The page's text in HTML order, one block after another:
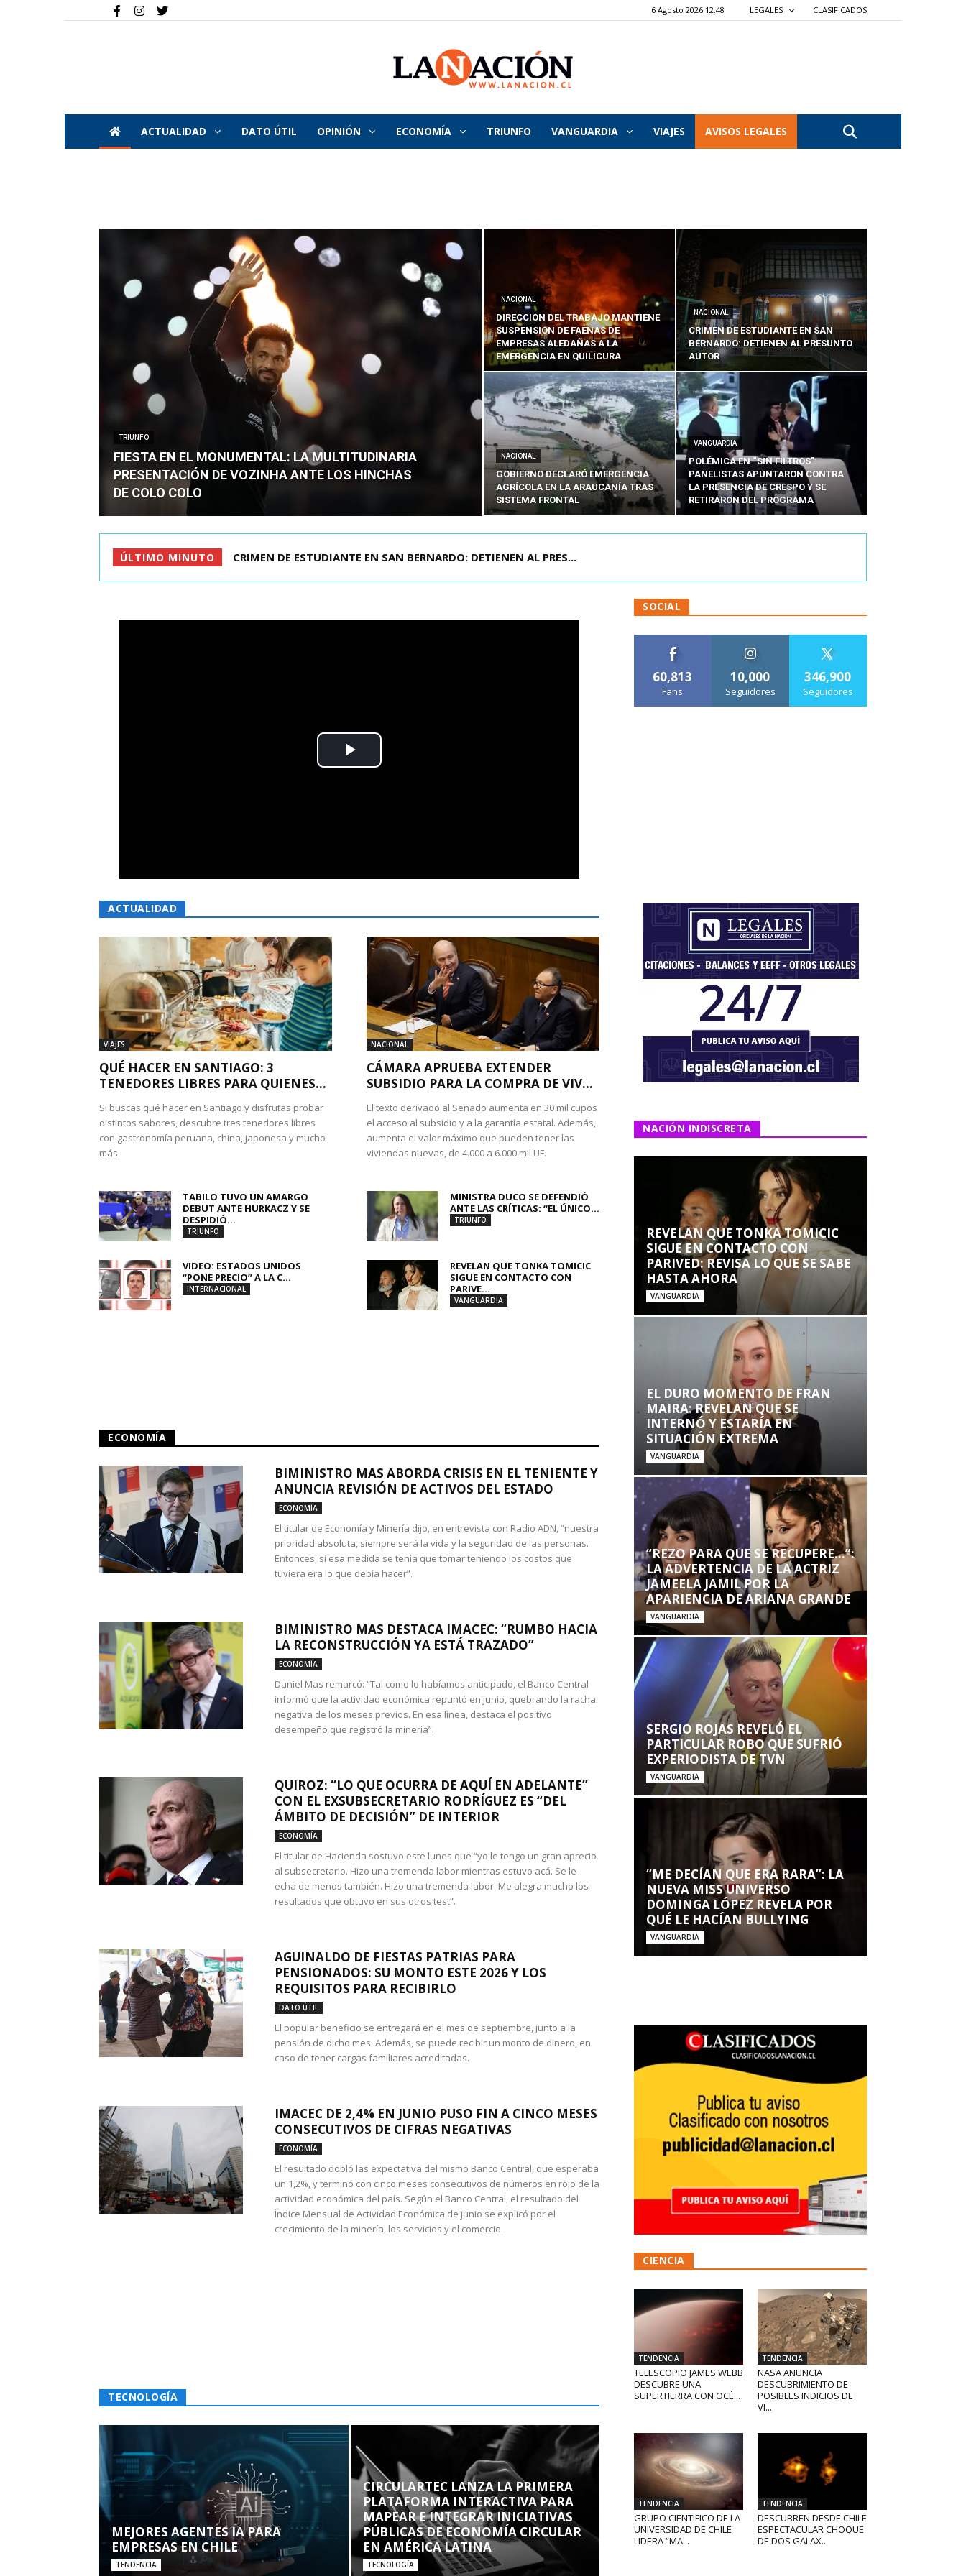
6 Agosto 2026 12:48 LEGALES CLASIFICADOS
La
Nación
ACTUALIDAD DATO ÚTIL OPINIÓN ECONOMÍA TRIUNFO VANGUARDIA VIAJES AVISOS LEGALES
TRIUNFO
FIESTA EN EL MONUMENTAL: LA MULTITUDINARIA
PRESENTACIÓN DE VOZINHA ANTE LOS HINCHAS
DE COLO COLO
NACIONAL
DIRECCIÓN DEL TRABAJO MANTIENE
SUSPENSIÓN DE FAENAS DE
EMPRESAS ALEDAÑAS A LA
EMERGENCIA EN QUILICURA
NACIONAL
CRIMEN DE ESTUDIANTE EN SAN
BERNARDO: DETIENEN AL PRESUNTO
AUTOR
NACIONAL
GOBIERNO DECLARÓ EMERGENCIA
AGRÍCOLA EN LA ARAUCANÍA TRAS
SISTEMA FRONTAL
VANGUARDIA
POLÉMICA EN “SIN FILTROS”:
PANELISTAS APUNTARON CONTRA
LA PRESENCIA DE CRESPO Y SE
RETIRARON DEL PROGRAMA
ÚLTIMO MINUTO FIESTA EN EL MONUMENTAL: LA MULTITUDINARIA PRESENTACIÓ...
CRIMEN DE ESTUDIANTE EN SAN BERNARDO: DETIENEN AL PRES...
ACTUALIDAD
VIAJES
QUÉ HACER EN SANTIAGO: 3
TENEDORES LIBRES PARA QUIENES...
Si buscas qué hacer en Santiago y disfrutas probar
distintos sabores, descubre tres tenedores libres
con gastronomía peruana, china, japonesa y mucho
más.
NACIONAL
CÁMARA APRUEBA EXTENDER
SUBSIDIO PARA LA COMPRA DE VIV...
El texto derivado al Senado aumenta en 30 mil cupos
el acceso al subsidio y a la garantía estatal. Además,
aumenta el valor máximo que pueden tener las
viviendas nuevas, de 4.000 a 6.000 mil UF.
TABILO TUVO UN AMARGO
DEBUT ANTE HURKACZ Y SE
DESPIDIÓ...
TRIUNFO
MINISTRA DUCO SE DEFENDIÓ
ANTE LAS CRÍTICAS: “EL ÚNICO...
TRIUNFO
VIDEO: ESTADOS UNIDOS
“PONE PRECIO” A LA C...
INTERNACIONAL
REVELAN QUE TONKA TOMICIC
SIGUE EN CONTACTO CON
PARIVE...
VANGUARDIA
ECONOMÍA
BIMINISTRO MAS ABORDA CRISIS EN EL TENIENTE Y
ANUNCIA REVISIÓN DE ACTIVOS DEL ESTADO
ECONOMÍA
El titular de Economía y Minería dijo, en entrevista con Radio ADN, “nuestra
prioridad absoluta, siempre será la vida y la seguridad de las personas.
Entonces, si esa medida se tenía que tomar teniendo los costos que
tuviera era lo que debía hacer”.
BIMINISTRO MAS DESTACA IMACEC: “RUMBO HACIA
LA RECONSTRUCCIÓN YA ESTÁ TRAZADO”
ECONOMÍA
Daniel Mas remarcó: “Tal como lo habíamos anticipado, el Banco Central
informó que la actividad económica repuntó en junio, quebrando la racha
negativa de los meses previos. En esa línea, destaca el positivo
desempeño que registró la minería”.
QUIROZ: “LO QUE OCURRA DE AQUÍ EN ADELANTE”
CON EL EXSUBSECRETARIO RODRÍGUEZ ES “DEL
ÁMBITO DE DECISIÓN” DE INTERIOR
ECONOMÍA
El titular de Hacienda sostuvo este lunes que “yo le tengo un gran aprecio
al subsecretario. Hizo una tremenda labor mientras estuvo acá. Se le
echa de menos también. Hizo una tremenda labor. Me alegra mucho los
resultados que obtuvo en sus otros test”.
AGUINALDO DE FIESTAS PATRIAS PARA
PENSIONADOS: SU MONTO ESTE 2026 Y LOS
REQUISITOS PARA RECIBIRLO
DATO ÚTIL
El popular beneficio se entregará en el mes de septiembre, junto a la
pensión de dicho mes. Además, se puede recibir un monto de dinero, en
caso de tener cargas familiares acreditadas.
IMACEC DE 2,4% EN JUNIO PUSO FIN A CINCO MESES
CONSECUTIVOS DE CIFRAS NEGATIVAS
ECONOMÍA
El resultado dobló las expectativa del mismo Banco Central, que esperaba
un 1,2%, y terminó con cinco meses consecutivos de números en rojo de la
actividad económica del país. Según el Banco Central, el resultado del
Índice Mensual de Actividad Económica de junio se explicó por el
crecimiento de la minería, los servicios y el comercio.
TECNOLOGÍA
MEJORES AGENTES IA PARA
EMPRESAS EN CHILE
TENDENCIA
CIRCULARTEC LANZA LA PRIMERA
PLATAFORMA INTERACTIVA PARA
MAPEAR E INTEGRAR INICIATIVAS
PÚBLICAS DE ECONOMÍA CIRCULAR
EN AMÉRICA LATINA
TECNOLOGÍA
SOCIAL
60,813
Fans
10,000
Seguidores
346,900
Seguidores
NACIÓN INDISCRETA
REVELAN QUE TONKA TOMICIC
SIGUE EN CONTACTO CON
PARIVED: REVISA LO QUE SE SABE
HASTA AHORA
VANGUARDIA
EL DURO MOMENTO DE FRAN
MAIRA: REVELAN QUE SE
INTERNÓ Y ESTARÍA EN
SITUACIÓN EXTREMA
VANGUARDIA
“REZO PARA QUE SE RECUPERE…”:
LA ADVERTENCIA DE LA ACTRIZ
JAMEELA JAMIL POR LA
APARIENCIA DE ARIANA GRANDE
VANGUARDIA
SERGIO ROJAS REVELÓ EL
PARTICULAR ROBO QUE SUFRIÓ
EXPERIODISTA DE TVN
VANGUARDIA
“ME DECÍAN QUE ERA RARA”: LA
NUEVA MISS UNIVERSO
DOMINGA LÓPEZ REVELA POR
QUÉ LE HACÍAN BULLYING
VANGUARDIA
CIENCIA
TENDENCIA
TELESCOPIO JAMES WEBB
DESCUBRE UNA
SUPERTIERRA CON OCÉ...
TENDENCIA
NASA ANUNCIA
DESCUBRIMIENTO DE
POSIBLES INDICIOS DE
VI...
TENDENCIA
GRUPO CIENTÍFICO DE LA
UNIVERSIDAD DE CHILE
LIDERA “MA...
TENDENCIA
DESCUBREN DESDE CHILE
ESPECTACULAR CHOQUE
DE DOS GALAX...